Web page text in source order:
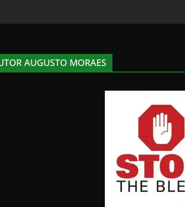
AUGUSTO MORAES